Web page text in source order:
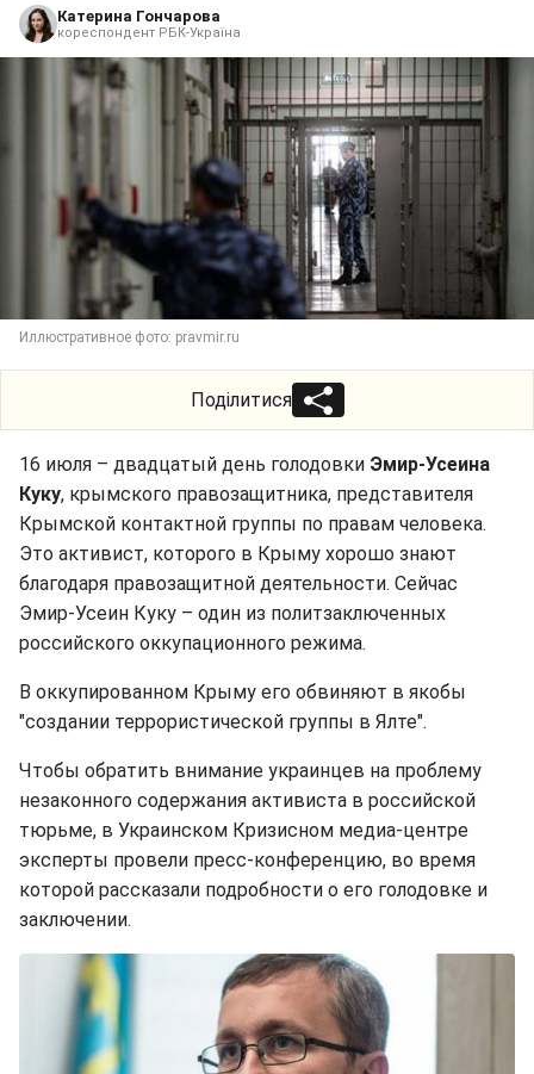
Катерина Гончарова
кореспондент РБК-Україна
Иллюстративное фото: pravmir.ru
Поділитися
16 июля – двадцатый день голодовки Эмир-Усеина
Куку, крымского правозащитника, представителя
Крымской контактной группы по правам человека.
Это активист, которого в Крыму хорошо знают
благодаря правозащитной деятельности. Сейчас
Эмир-Усеин Куку – один из политзаключенных
российского оккупационного режима.
В оккупированном Крыму его обвиняют в якобы
"создании террористической группы в Ялте".
Чтобы обратить внимание украинцев на проблему
незаконного содержания активиста в российской
тюрьме, в Украинском Кризисном медиа-центре
эксперты провели пресс-конференцию, во время
которой рассказали подробности о его голодовке и
заключении.